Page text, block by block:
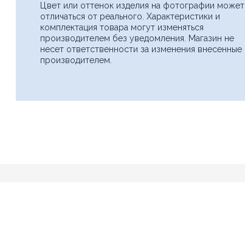
Цвет или оттенок изделия на фотографии может
отличаться от реального. Характеристики и
комплектация товара могут изменяться
производителем без уведомления. Магазин не
несет ответственности за изменения внесенные
производителем.
дешевле?
клиенты нашего магазина! Если вы блуждая по
нашли цену нужного Вам товара дешевле чем у нас...
нам знать, и мы будем рады предложить более выгодную
цену (при условии, что товар данной модели должен
у конкурента в наличии и цена на данный товар в другом
магазине актуальная и действующая)